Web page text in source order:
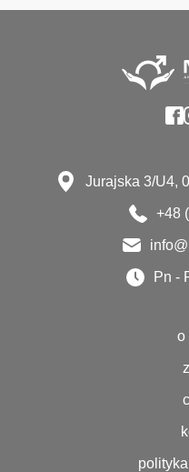
Jurajska 3/U4,
+48
Pn -
o